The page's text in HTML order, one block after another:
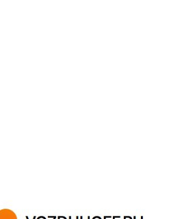
как в режиме охлаждения,
наружных блоков
до –15 °C.